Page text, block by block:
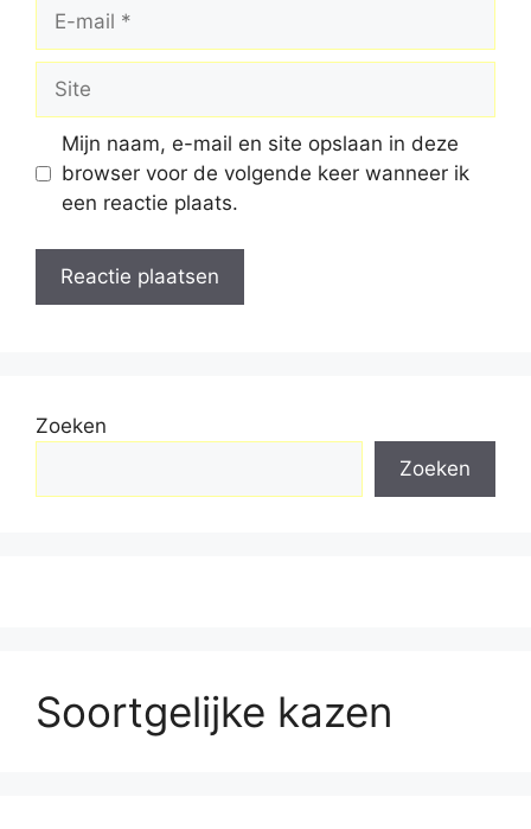
Site
Mijn naam, e-mail en site opslaan in deze
browser voor de volgende keer wanneer ik
een reactie plaats.
Zoeken
Zoeken
Soortgelijke kazen